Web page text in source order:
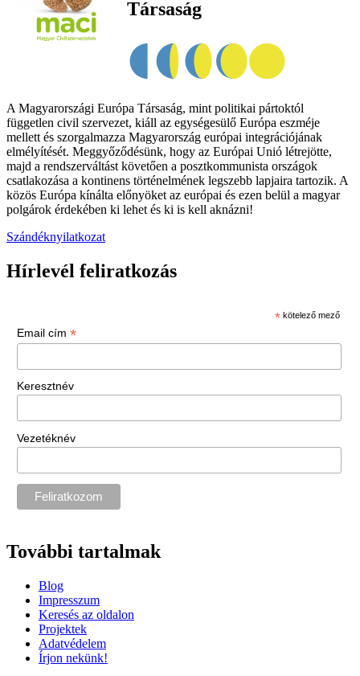
Társaság
A Magyarországi Európa Társaság, mint politikai pártoktól
független civil szervezet, kiáll az egységesülő Európa eszméje
mellett és szorgalmazza Magyarország európai integrációjának
elmélyítését. Meggyőződésünk, hogy az Európai Unió létrejötte,
majd a rendszerváltást követően a posztkommunista országok
csatlakozása a kontinens történelmének legszebb lapjaira tartozik. A
közös Európa kínálta előnyöket az európai és ezen belül a magyar
polgárok érdekében ki lehet és ki is kell aknázni!
Szándéknyilatkozat
Hírlevél feliratkozás
* kötelező mező
Email cím *
Keresztnév
Vezetéknév
További tartalmak
Blog
Impresszum
Keresés az oldalon
Projektek
Adatvédelem
Írjon nekünk!